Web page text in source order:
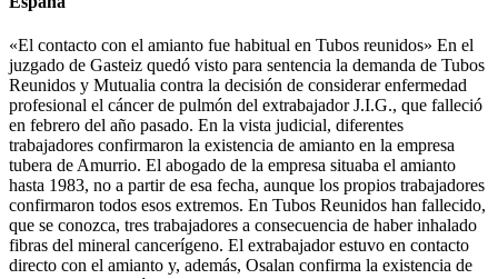
«El contacto con el amianto fue habitual en Tubos reunidos» En el
juzgado de Gasteiz quedó visto para sentencia la demanda de Tubos
Reunidos y Mutualia contra la decisión de considerar enfermedad
profesional el cáncer de pulmón del extrabajador J.I.G., que falleció
en febrero del año pasado. En la vista judicial, diferentes
trabajadores confirmaron la existencia de amianto en la empresa
tubera de Amurrio. El abogado de la empresa situaba el amianto
hasta 1983, no a partir de esa fecha, aunque los propios trabajadores
confirmaron todos esos extremos. En Tubos Reunidos han fallecido,
que se conozca, tres trabajadores a consecuencia de haber inhalado
fibras del mineral cancerígeno. El extrabajador estuvo en contacto
directo con el amianto y, además, Osalan confirma la existencia de